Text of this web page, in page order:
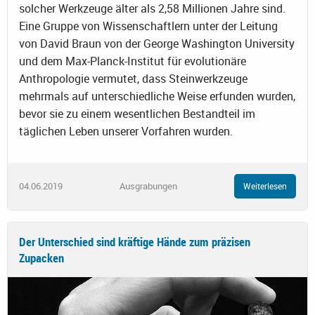
solcher Werkzeuge älter als 2,58 Millionen Jahre sind.
Eine Gruppe von Wissenschaftlern unter der Leitung
von David Braun von der George Washington University
und dem Max-Planck-Institut für evolutionäre
Anthropologie vermutet, dass Steinwerkzeuge
mehrmals auf unterschiedliche Weise erfunden wurden,
bevor sie zu einem wesentlichen Bestandteil im
täglichen Leben unserer Vorfahren wurden.
04.06.2019 Ausgrabungen Weiterlesen
Der Unterschied sind kräftige Hände zum präzisen
Zupacken